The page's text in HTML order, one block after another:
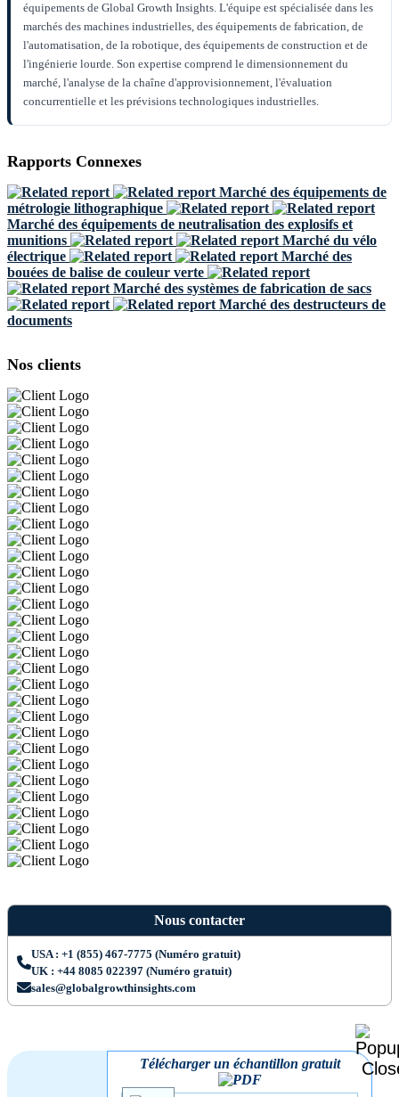
équipements de Global Growth Insights. L'équipe est spécialisée dans les
marchés des machines industrielles, des équipements de fabrication, de
l'automatisation, de la robotique, des équipements de construction et de
l'ingénierie lourde. Son expertise comprend le dimensionnement du
marché, l'analyse de la chaîne d'approvisionnement, l'évaluation
concurrentielle et les prévisions technologiques industrielles.
Rapports Connexes
Marché des équipements de
métrologie lithographique
Marché des équipements de neutralisation des explosifs et
munitions
Marché du vélo
électrique
Marché des
bouées de balise de couleur verte
Marché des systèmes de fabrication de sacs
Marché des destructeurs de
documents
Nos clients
Nous contacter
USA : +1 (855) 467-7775 (Numéro gratuit)
UK : +44 8085 022397 (Numéro gratuit)
sales@globalgrowthinsights.com
Télécharger un échantillon gratuit